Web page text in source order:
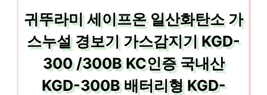
귀뚜라미 세이프온 일산화탄소 가
스누설 경보기 가스감지기 KGD-
300 /300B KC인증 국내산
KGD-300B 배터리형 KGD-